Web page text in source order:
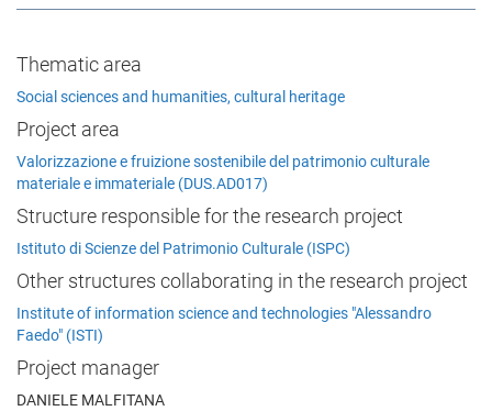
Thematic area
Social sciences and humanities, cultural heritage
Project area
Valorizzazione e fruizione sostenibile del patrimonio culturale
materiale e immateriale (DUS.AD017)
Structure responsible for the research project
Istituto di Scienze del Patrimonio Culturale (ISPC)
Other structures collaborating in the research project
Institute of information science and technologies "Alessandro
Faedo" (ISTI)
Project manager
DANIELE MALFITANA